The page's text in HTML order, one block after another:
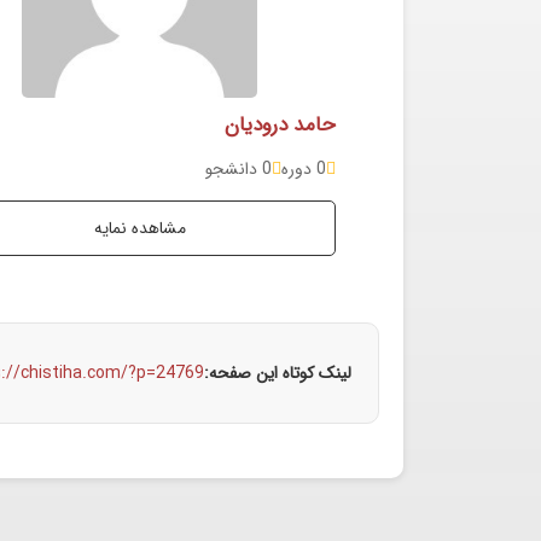
حامد درودیان
0 دوره 0 دانشجو
مشاهده نمایه
لینک کوتاه این صفحه:chistiha.com/?p=24769